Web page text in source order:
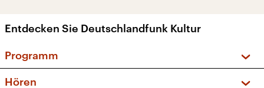
Entdecken Sie Deutschlandfunk Kultur
Programm
Hören